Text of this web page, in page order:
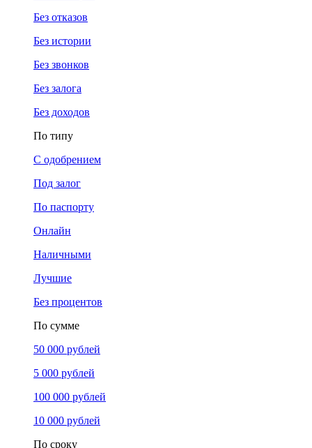
Без отказов
Без истории
Без звонков
Без залога
Без доходов
По типу
С одобрением
Под залог
По паспорту
Онлайн
Наличными
Лучшие
Без процентов
По сумме
50 000 рублей
5 000 рублей
100 000 рублей
10 000 рублей
По сроку